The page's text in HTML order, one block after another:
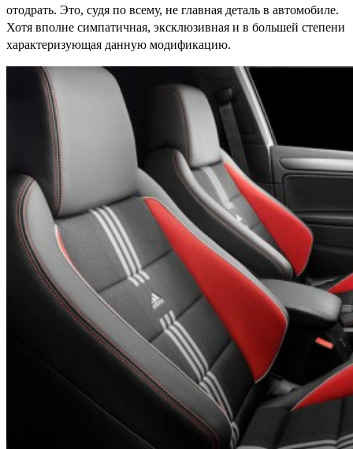
отодрать. Это, судя по всему, не главная деталь в автомобиле.
Хотя вполне симпатичная, эксклюзивная и в большей степени
характеризующая данную модификацию.